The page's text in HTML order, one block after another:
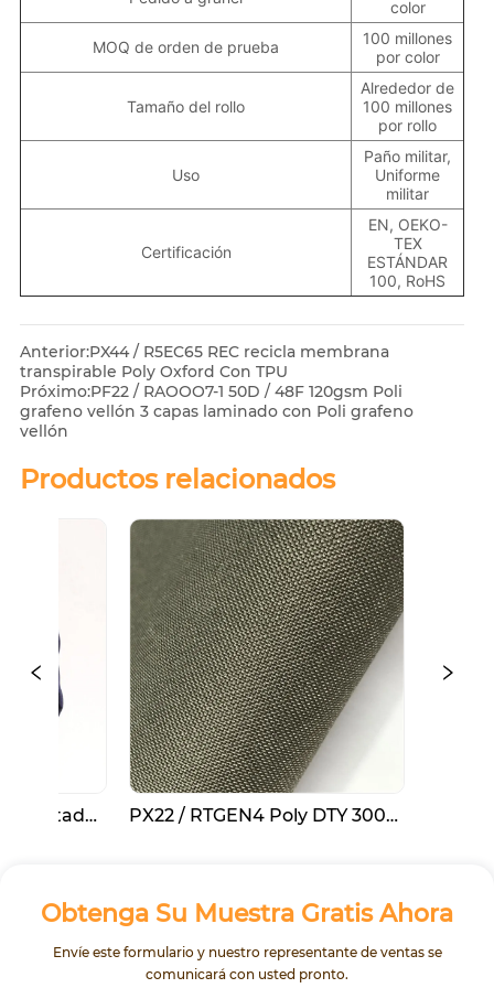
color
MOQ de orden de prueba
100 millones
por color
Tamaño del rollo
Alrededor de
100 millones
por rollo
Uso
Paño militar,
Uniforme
militar
Certificación
EN, OEKO-
TEX
ESTÁNDAR
100, RoHS
Anterior:PX44 / R5EC65 REC recicla membrana
transpirable Poly Oxford Con TPU
Próximo:PF22 / RAOOO7-1 50D / 48F 120gsm Poli
grafeno vellón 3 capas laminado con Poli grafeno
vellón
Productos relacionados
PX22 / RTGEN4 Poly DTY 300D
PF7 /
Obtenga Su Muestra Gratis Ahora
Envíe este formulario y nuestro representante de ventas se
comunicará con usted pronto.